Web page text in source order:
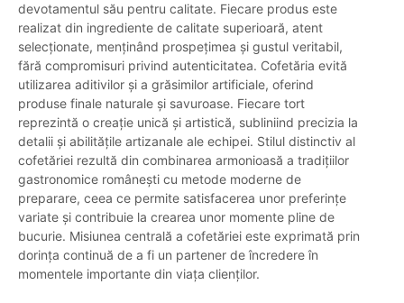
devotamentul său pentru calitate. Fiecare produs este
realizat din ingrediente de calitate superioară, atent
selecționate, menținând prospețimea și gustul veritabil,
fără compromisuri privind autenticitatea. Cofetăria evită
utilizarea aditivilor și a grăsimilor artificiale, oferind
produse finale naturale și savuroase. Fiecare tort
reprezintă o creație unică și artistică, subliniind precizia la
detalii și abilitățile artizanale ale echipei. Stilul distinctiv al
cofetăriei rezultă din combinarea armonioasă a tradițiilor
gastronomice românești cu metode moderne de
preparare, ceea ce permite satisfacerea unor preferințe
variate și contribuie la crearea unor momente pline de
bucurie. Misiunea centrală a cofetăriei este exprimată prin
dorința continuă de a fi un partener de încredere în
momentele importante din viața clienților.